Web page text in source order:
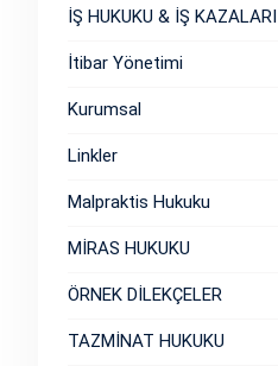
İŞ HUKUKU & İŞ KAZALARI
İtibar Yönetimi
Kurumsal
Linkler
Malpraktis Hukuku
MİRAS HUKUKU
ÖRNEK DİLEKÇELER
TAZMİNAT HUKUKU